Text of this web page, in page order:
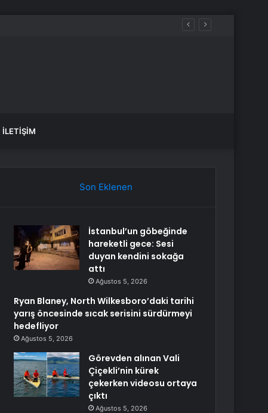
hedefliyor
İLETIŞIM
Son Eklenen
İstanbul’un göbeğinde
hareketli gece: Sesi
duyan kendini sokağa
attı
Ağustos 5, 2026
Ryan Blaney, North Wilkesboro’daki tarihi
yarış öncesinde sıcak serisini sürdürmeyi
hedefliyor
Ağustos 5, 2026
Görevden alınan Vali
Çiçekli’nin kürek
çekerken videosu ortaya
çıktı
Ağustos 5, 2026